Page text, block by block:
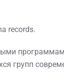
records.
групп